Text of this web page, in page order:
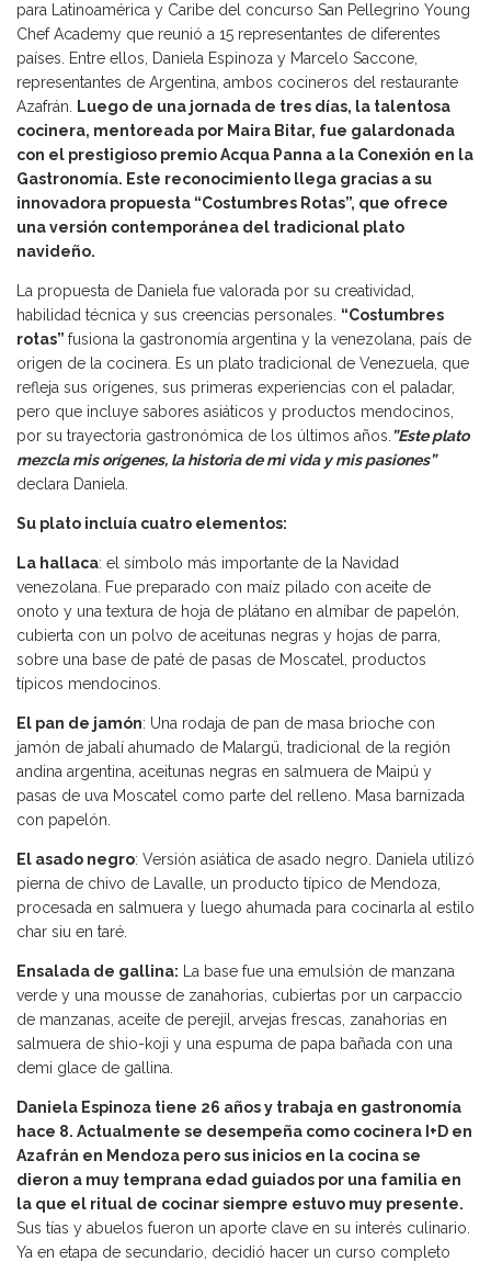
para Latinoamérica y Caribe del concurso San Pellegrino Young
Chef Academy que reunió a 15 representantes de diferentes
países. Entre ellos, Daniela Espinoza y Marcelo Saccone,
representantes de Argentina, ambos cocineros del restaurante
Azafrán. Luego de una jornada de tres días, la talentosa
cocinera, mentoreada por Maira Bitar, fue galardonada
con el prestigioso premio Acqua Panna a la Conexión en la
Gastronomía. Este reconocimiento llega gracias a su
innovadora propuesta “Costumbres Rotas”, que ofrece
una versión contemporánea del tradicional plato
navideño.
La propuesta de Daniela fue valorada por su creatividad,
habilidad técnica y sus creencias personales. “Costumbres
rotas” fusiona la gastronomía argentina y la venezolana, país de
origen de la cocinera. Es un plato tradicional de Venezuela, que
refleja sus orígenes, sus primeras experiencias con el paladar,
pero que incluye sabores asiáticos y productos mendocinos,
por su trayectoria gastronómica de los últimos años. ”Este plato
mezcla mis orígenes, la historia de mi vida y mis pasiones”
declara Daniela.
Su plato incluía cuatro elementos:
La hallaca: el símbolo más importante de la Navidad
venezolana. Fue preparado con maíz pilado con aceite de
onoto y una textura de hoja de plátano en almíbar de papelón,
cubierta con un polvo de aceitunas negras y hojas de parra,
sobre una base de paté de pasas de Moscatel, productos
típicos mendocinos.
El pan de jamón: Una rodaja de pan de masa brioche con
jamón de jabalí ahumado de Malargü, tradicional de la región
andina argentina, aceitunas negras en salmuera de Maipú y
pasas de uva Moscatel como parte del relleno. Masa barnizada
con papelón.
El asado negro: Versión asiática de asado negro. Daniela utilizó
pierna de chivo de Lavalle, un producto típico de Mendoza,
procesada en salmuera y luego ahumada para cocinarla al estilo
char siu en taré.
Ensalada de gallina: La base fue una emulsión de manzana
verde y una mousse de zanahorias, cubiertas por un carpaccio
de manzanas, aceite de perejil, arvejas frescas, zanahorias en
salmuera de shio-koji y una espuma de papa bañada con una
demi glace de gallina.
Daniela Espinoza tiene 26 años y trabaja en gastronomía
hace 8. Actualmente se desempeña como cocinera I+D en
Azafrán en Mendoza pero sus inicios en la cocina se
dieron a muy temprana edad guiados por una familia en
la que el ritual de cocinar siempre estuvo muy presente.
Sus tías y abuelos fueron un aporte clave en su interés culinario.
Ya en etapa de secundario, decidió hacer un curso completo